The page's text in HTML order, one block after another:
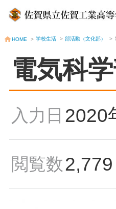
HOME > 学校生活 > 部活動（文化部） >
電気科
入力日 2020
閲覧数2,779